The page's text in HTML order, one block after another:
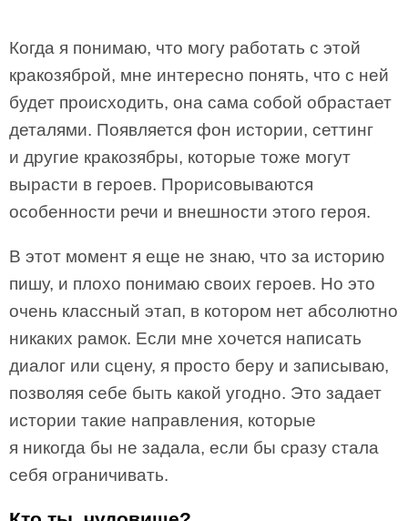
Когда я понимаю, что могу работать с этой
кракозяброй, мне интересно понять, что с ней
будет происходить, она сама собой обрастает
деталями. Появляется фон истории, сеттинг
и другие кракозябры, которые тоже могут
вырасти в героев. Прорисовываются
особенности речи и внешности этого героя.
В этот момент я еще не знаю, что за историю
пишу, и плохо понимаю своих героев. Но это
очень классный этап, в котором нет абсолютно
никаких рамок. Если мне хочется написать
диалог или сцену, я просто беру и записываю,
позволяя себе быть какой угодно. Это задает
истории такие направления, которые
я никогда бы не задала, если бы сразу стала
себя ограничивать.